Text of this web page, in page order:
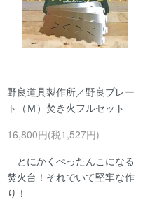
野良道具製作所／野良プレー
ト（Ｍ）焚き火フルセット
16,800円(税1,527円)
とにかくぺったんこになる
焚火台！それでいて堅牢な作
り！